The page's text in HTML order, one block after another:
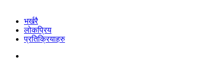
भर्खरै
लोकप्रिय
प्रतिक्रियाहरु